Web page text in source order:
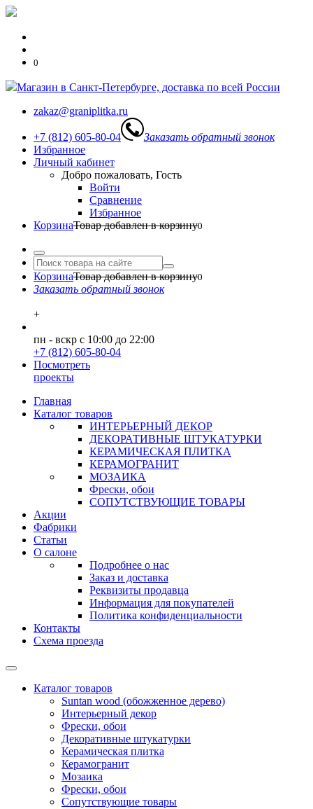
0
Магазин в Санкт-Петербурге, доставка по всей России
zakaz@graniplitka.ru
+7 (812) 605-80-04
Заказать обратный звонок
Избранное
Личный кабинет
Добро пожаловать, Гость
Войти
Сравнение
Избранное
КорзинаТовар добавлен в корзину0
КорзинаТовар добавлен в корзину0
Заказать обратный звонок
+
пн - вскр с 10:00 до 22:00
+7 (812) 605-80-04
Посмотреть
проекты
Главная
Каталог товаров
ИНТЕРЬЕРНЫЙ ДЕКОР
ДЕКОРАТИВНЫЕ ШТУКАТУРКИ
КЕРАМИЧЕСКАЯ ПЛИТКА
КЕРАМОГРАНИТ
МОЗАИКА
Фрески, обои
СОПУТСТВУЮЩИЕ ТОВАРЫ
Акции
Фабрики
Статьи
О салоне
Подробнее о нас
Заказ и доставка
Реквизиты продавца
Информация для покупателей
Политика конфиденциальности
Контакты
Схема проезда
Каталог товаров
Suntan wood (обожженное дерево)
Интерьерный декор
Фрески, обои
Декоративные штукатурки
Керамическая плитка
Керамогранит
Мозаика
Фрески, обои
Сопутствующие товары